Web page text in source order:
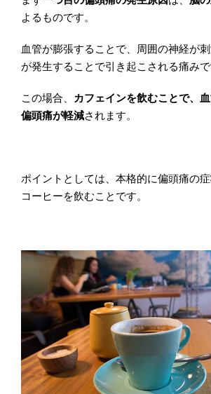
よるものです。
血管が膨張することで、周囲の神経が
が発生することで引き起こされる痛みで
この場合、
カフェインを飲むことで、血
偏頭痛が軽減されます。
ポイントとしては、本格的に偏頭痛の
コーヒーを飲むことです。